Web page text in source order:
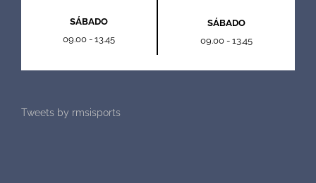
SÁBADO
09.00 - 13.45
SÁBADO
09.00 - 13.45
Tweets by rmsisports